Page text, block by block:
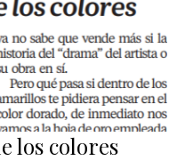
los colores